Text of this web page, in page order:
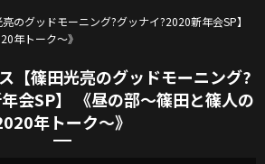
のグッドモーニング?グッナイ?2020新年会SP】
年トーク～》
【篠田光亮のグッドモーニング?
会SP】 《昼の部～篠田と篠人の
年トーク～》